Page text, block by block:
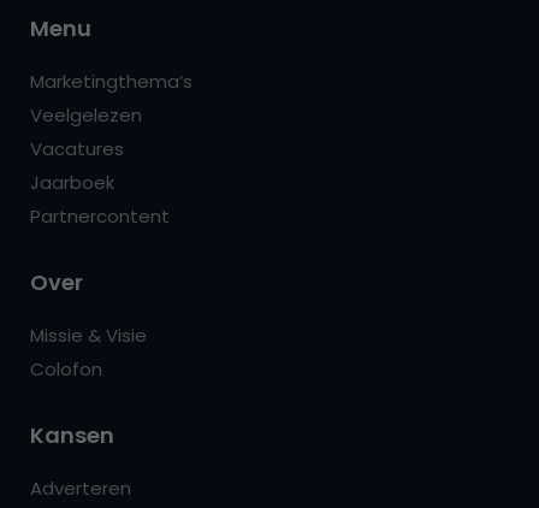
Menu
Marketingthema’s
Veelgelezen
Vacatures
Jaarboek
Partnercontent
Over
Missie & Visie
Colofon
Kansen
Adverteren